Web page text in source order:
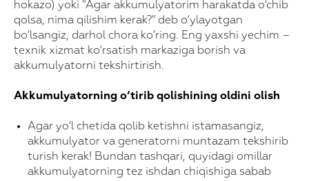
hokazo) yoki "Agar akkumulyatorim harakatda o‘chib
qolsa, nima qilishim kerak?" deb o‘ylayotgan
bo‘lsangiz, darhol chora ko‘ring. Eng yaxshi yechim –
texnik xizmat ko‘rsatish markaziga borish va
akkumulyatorni tekshirtirish.
Akkumulyatorning o‘tirib qolishining oldini olish
Agar yo‘l chetida qolib ketishni istamasangiz,
akkumulyator va generatorni muntazam tekshirib
turish kerak! Bundan tashqari, quyidagi omillar
akkumulyatorning tez ishdan chiqishiga sabab